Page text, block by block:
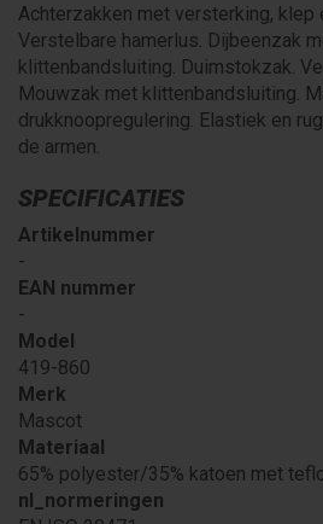
Achterzakken met versterking, klep
Verstelbare hamerlus. Dijbeenzak
klittenbandsluiting. Duimstokzak.
Mouwzak met klittenbandsluiting.
drukknoopregulering. Elastiek en
de armen.
SPECIFICATIES
Artikelnummer
-
EAN nummer
-
Model
419-860
Merk
Mascot
Materiaal
65% polyester/35% katoen met
nl_normeringen